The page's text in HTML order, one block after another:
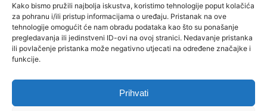
Kako bismo pružili najbolja iskustva, koristimo tehnologije poput kolačića
za pohranu i/ili pristup informacijama o uređaju. Pristanak na ove
tehnologije omogućit će nam obradu podataka kao što su ponašanje
pregledavanja ili jedinstveni ID-ovi na ovoj stranici. Nedavanje pristanka
ili povlačenje pristanka može negativno utjecati na određene značajke i
funkcije.
Prihvati
261 Dubec – Sesvete – Goranec
262 Dubec – Sesvete – Planina Donja
263
264
Autobusi Automobilizam Biciklizam
Borilački Sportovi
Cookie Policy (EU)
Crkve, samostani i župni uredi
Dječji vrtići
Drugi sportovi
Društva, klubovi, savezi, udruge
Dubrava u Srcu
Edukacija